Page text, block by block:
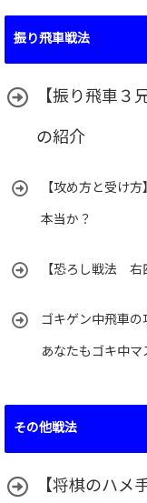
振り飛車戦法
【振り飛車３
の紹介
【攻め方と受け
本当か？
【恐ろし戦法 右
ゴキゲン中飛車の
あなたもゴキ中マ
その他戦法
【将棋のハメ